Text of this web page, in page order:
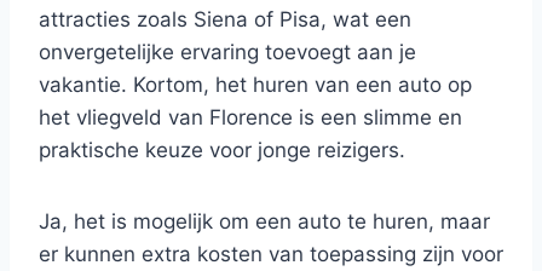
attracties zoals Siena of Pisa, wat een
onvergetelijke ervaring toevoegt aan je
vakantie. Kortom, het huren van een auto op
het vliegveld van Florence is een slimme en
praktische keuze voor jonge reizigers.
Ja, het is mogelijk om een auto te huren, maar
er kunnen extra kosten van toepassing zijn voor